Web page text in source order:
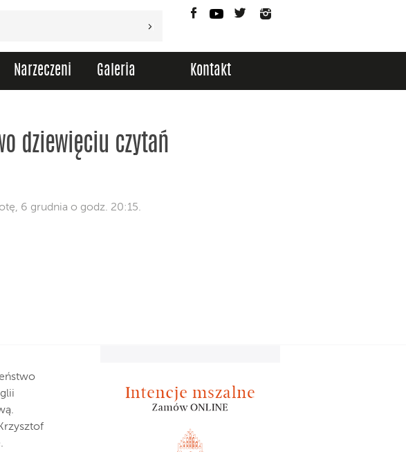
FacebookYouTubeTwitter
Narzeczeni Galeria Kontakt
dziewięciu czytań
6 grudnia o godz. 20:15.